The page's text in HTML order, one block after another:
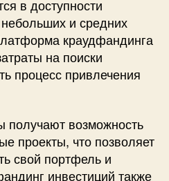
в доступности
и средних
краудфандинга
на поиски
процесс привлечения
получают возможность
проекты, что позволяет
свой портфель и
инвестиций также